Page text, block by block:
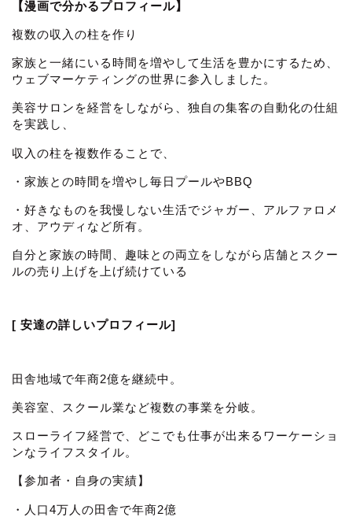
【漫画で分かるプロフィール】
複数の収入の柱を作り
家族と一緒にいる時間を増やして生活を豊かにするため、
ウェブマーケティングの世界に参入しました。
美容サロンを経営をしながら、独自の集客の自動化の仕組
を実践し、
収入の柱を複数作ることで、
・家族との時間を増やし毎日プールやBBQ
・好きなものを我慢しない生活でジャガー、アルファロメ
オ、アウディなど所有。
自分と家族の時間、趣味との両立をしながら店舗とスクー
ルの売り上げを上げ続けている
[ 安達の詳しいプロフィール]
田舎地域で年商2億を継続中。
美容室、スクール業など複数の事業を分岐。
スローライフ経営で、どこでも仕事が出来るワーケーショ
ンなライフスタイル。
【参加者・自身の実績】
・人口4万人の田舎で年商2億